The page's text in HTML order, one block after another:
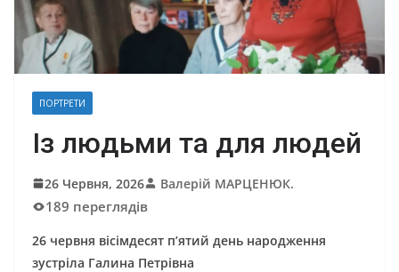
ПОРТРЕТИ
Із людьми та для людей
26 Червня, 2026 Валерій МАРЦЕНЮК.
189 переглядів
26 червня вісімдесят п’ятий день народження
зустріла Галина Петрівна